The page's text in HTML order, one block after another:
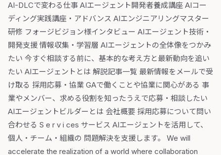
AI-DLCで変わる仕事 AIエージェント開発者養成講座 AIコー
ディング実践講座・アドバンス AIエンジニアリングマスター
研修 フォージビジョン様インタビュー AIエージェント技術・
開発支援 情報収集・学習層 AIエージェントの全体像をつかみ
たい 今すぐ相談する前に、基本的な考え方と最新動向を追い
たい AIエージェントとは 解説記事一覧 最新情報をメールで受
け取る 採用応募・協業 GAで働くことや協業に関心がある 事
業やメンバー、求める役割を知ったうえで応募・相談したい
AIエージェントビルダーとは 会社概要 採用応募について問い
合わせる S e r v i ces サービス AIエージェントを活用して、
個人・チーム・組織の 問題解決を支援します。 We will
accelerate the realization of a world where collaboration